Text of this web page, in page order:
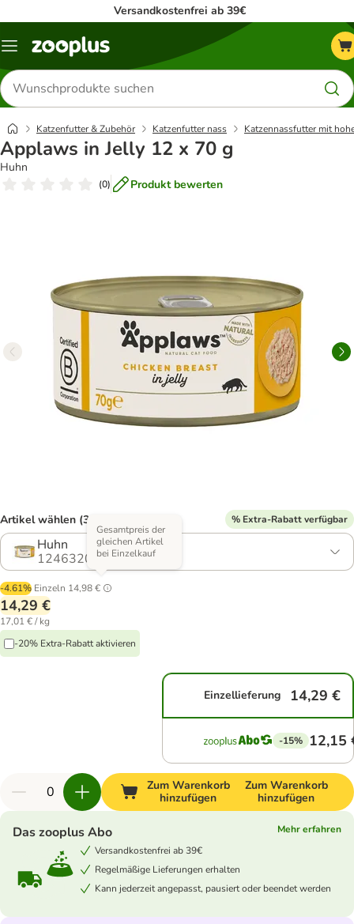
Versandkostenfrei ab 39€
Menü
Produkte
suchen
Katzenfutter & Zubehör Katzenfutter nass Katzennassfutter mit
Applaws in Jelly 12 x 70 g
Huhn
(0) Produkt bewerten
Artikel wählen (3 Varianten) % Extra-Rabatt verfügbar
Huhn
1246320.0
-4.61% Einzeln 14,98 €
Gesamtpreis der
gleichen Artikel
bei Einzelkauf
14,29 €
17,01 € / kg
-20% Extra-Rabatt aktivieren
Einzellieferung 14,29 €
-15% 12,15
Zum Warenkorb
hinzufügen
Zum Warenkorb
hinzufügen
Das zooplus Abo
Mehr erfahren
Versandkostenfrei ab 39€
Regelmäßige Lieferungen erhalten
Kann jederzeit angepasst, pausiert oder beendet werden